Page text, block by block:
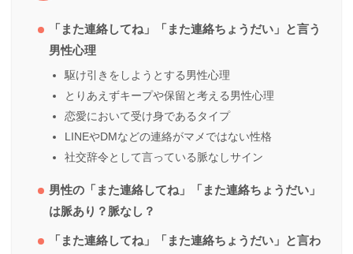
「また連絡してね」「また連絡ちょうだい」と言う
男性心理
駆け引きをしようとする男性心理
とりあえずキープや保留と考える男性心理
恋愛において受け身であるタイプ
LINEやDMなどの連絡がマメではない性格
社交辞令として言っている脈なしサイン
男性の「また連絡してね」「また連絡ちょうだい」
は脈あり？脈なし？
「また連絡してね」「また連絡ちょうだい」と言わ